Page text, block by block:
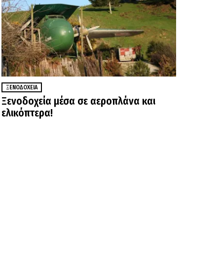
ΞΕΝΟΔΟΧΕΊΑ
Ξενοδοχεία μέσα σε αεροπλάνα και
ελικόπτερα!